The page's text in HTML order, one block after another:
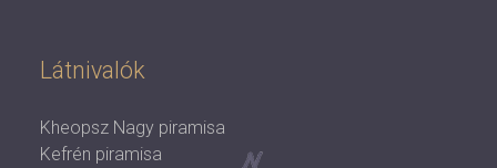
Látnivalók
Kheopsz Nagy piramisa
Kefrén piramisa